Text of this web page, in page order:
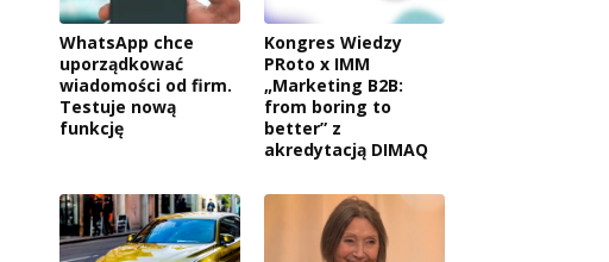
WhatsApp chce
uporządkować
wiadomości od firm.
Testuje nową
funkcję
Kongres Wiedzy
PRoto x IMM
„Marketing B2B:
from boring to
better” z
akredytacją DIMAQ